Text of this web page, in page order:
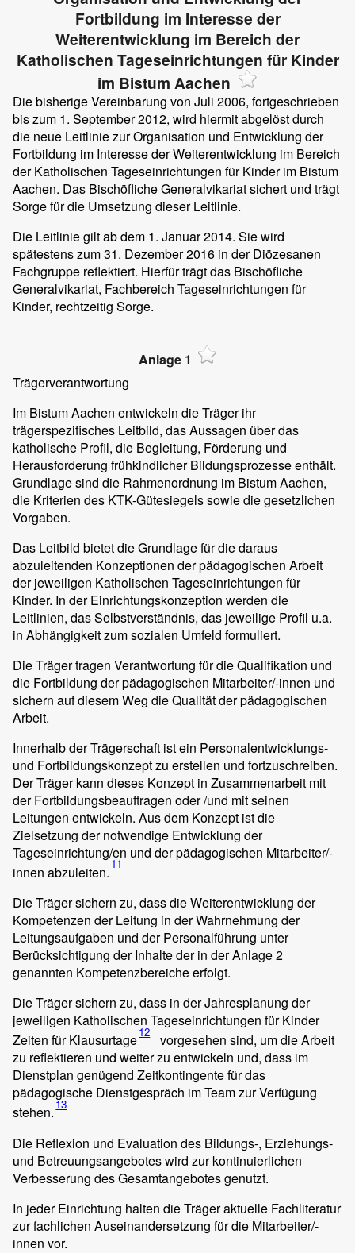
Fortbildung im Interesse der
Weiterentwicklung im Bereich der
Katholischen Tageseinrichtungen für Kinder
im Bistum Aachen
Die bisherige Vereinbarung von Juli 2006, fortgeschrieben
bis zum 1. September 2012, wird hiermit abgelöst durch
die neue Leitlinie zur Organisation und Entwicklung der
Fortbildung im Interesse der Weiterentwicklung im Bereich
der Katholischen Tageseinrichtungen für Kinder im Bistum
Aachen. Das Bischöfliche Generalvikariat sichert und trägt
Sorge für die Umsetzung dieser Leitlinie.
Die Leitlinie gilt ab dem 1. Januar 2014. Sie wird
spätestens zum 31. Dezember 2016 in der Diözesanen
Fachgruppe reflektiert. Hierfür trägt das Bischöfliche
Generalvikariat, Fachbereich Tageseinrichtungen für
Kinder, rechtzeitig Sorge.
Anlage 1
Trägerverantwortung
Im Bistum Aachen entwickeln die Träger ihr
trägerspezifisches Leitbild, das Aussagen über das
katholische Profil, die Begleitung, Förderung und
Herausforderung frühkindlicher Bildungsprozesse enthält.
Grundlage sind die Rahmenordnung im Bistum Aachen,
die Kriterien des KTK-Gütesiegels sowie die gesetzlichen
Vorgaben.
Das Leitbild bietet die Grundlage für die daraus
abzuleitenden Konzeptionen der pädagogischen Arbeit
der jeweiligen Katholischen Tageseinrichtungen für
Kinder. In der Einrichtungskonzeption werden die
Leitlinien, das Selbstverständnis, das jeweilige Profil u.a.
in Abhängigkeit zum sozialen Umfeld formuliert.
Die Träger tragen Verantwortung für die Qualifikation und
die Fortbildung der pädagogischen Mitarbeiter/-innen und
sichern auf diesem Weg die Qualität der pädagogischen
Arbeit.
Innerhalb der Trägerschaft ist ein Personalentwicklungs-
und Fortbildungskonzept zu erstellen und fortzuschreiben.
Der Träger kann dieses Konzept in Zusammenarbeit mit
der Fortbildungsbeauftragen oder /und mit seinen
Leitungen entwickeln. Aus dem Konzept ist die
Zielsetzung der notwendige Entwicklung der
Tageseinrichtung/en und der pädagogischen Mitarbeiter/-
innen abzuleiten. 11
Die Träger sichern zu, dass die Weiterentwicklung der
Kompetenzen der Leitung in der Wahrnehmung der
Leitungsaufgaben und der Personalführung unter
Berücksichtigung der Inhalte der in der Anlage 2
genannten Kompetenzbereiche erfolgt.
Die Träger sichern zu, dass in der Jahresplanung der
jeweiligen Katholischen Tageseinrichtungen für Kinder
Zeiten für Klausurtage12
vorgesehen sind, um die Arbeit
zu reflektieren und weiter zu entwickeln und, dass im
Dienstplan genügend Zeitkontingente für das
pädagogische Dienstgespräch im Team zur Verfügung
stehen. 13
Die Reflexion und Evaluation des Bildungs-, Erziehungs-
und Betreuungsangebotes wird zur kontinuierlichen
Verbesserung des Gesamtangebotes genutzt.
In jeder Einrichtung halten die Träger aktuelle Fachliteratur
zur fachlichen Auseinandersetzung für die Mitarbeiter/-
innen vor.